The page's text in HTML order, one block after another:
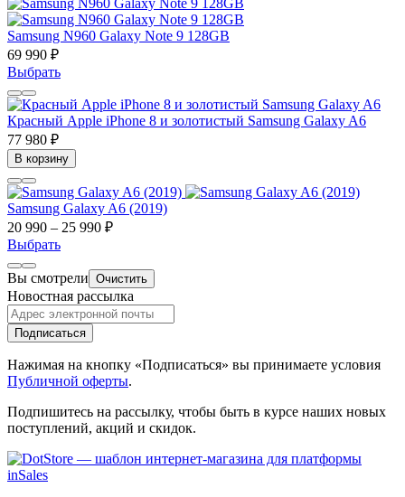
Samsung N960 Galaxy Note 9 128GB
69 990 ₽
Выбрать
Красный Apple iPhone 8 и золотистый Samsung Galaxy A6
77 980 ₽
В корзину
Samsung Galaxy A6 (2019)
20 990 – 25 990 ₽
Выбрать
Вы смотрели Очистить
Новостная рассылка
Подписаться
Нажимая на кнопку «Подписаться» вы принимаете условия
Публичной оферты.
Подпишитесь на рассылку, чтобы быть в курсе наших новых
поступлений, акций и скидок.